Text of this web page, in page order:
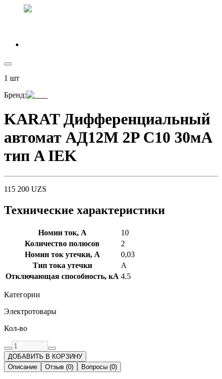
1 шт
Бренд:
KARAT Дифференциальный
автомат АД12M 2P C10 30мА
тип A IEK
115 200 UZS
Технические характеристики
Номин ток, А
10
Количество полюсов
2
Номин ток утечки, А
0,03
Тип тока утечки
A
Отключающая способность, кА 4.5
Категории
Электротовары
Кол-во
ДОБАВИТЬ В КОРЗИНУ
Описание
Отзыв (0) Вопросы (0)